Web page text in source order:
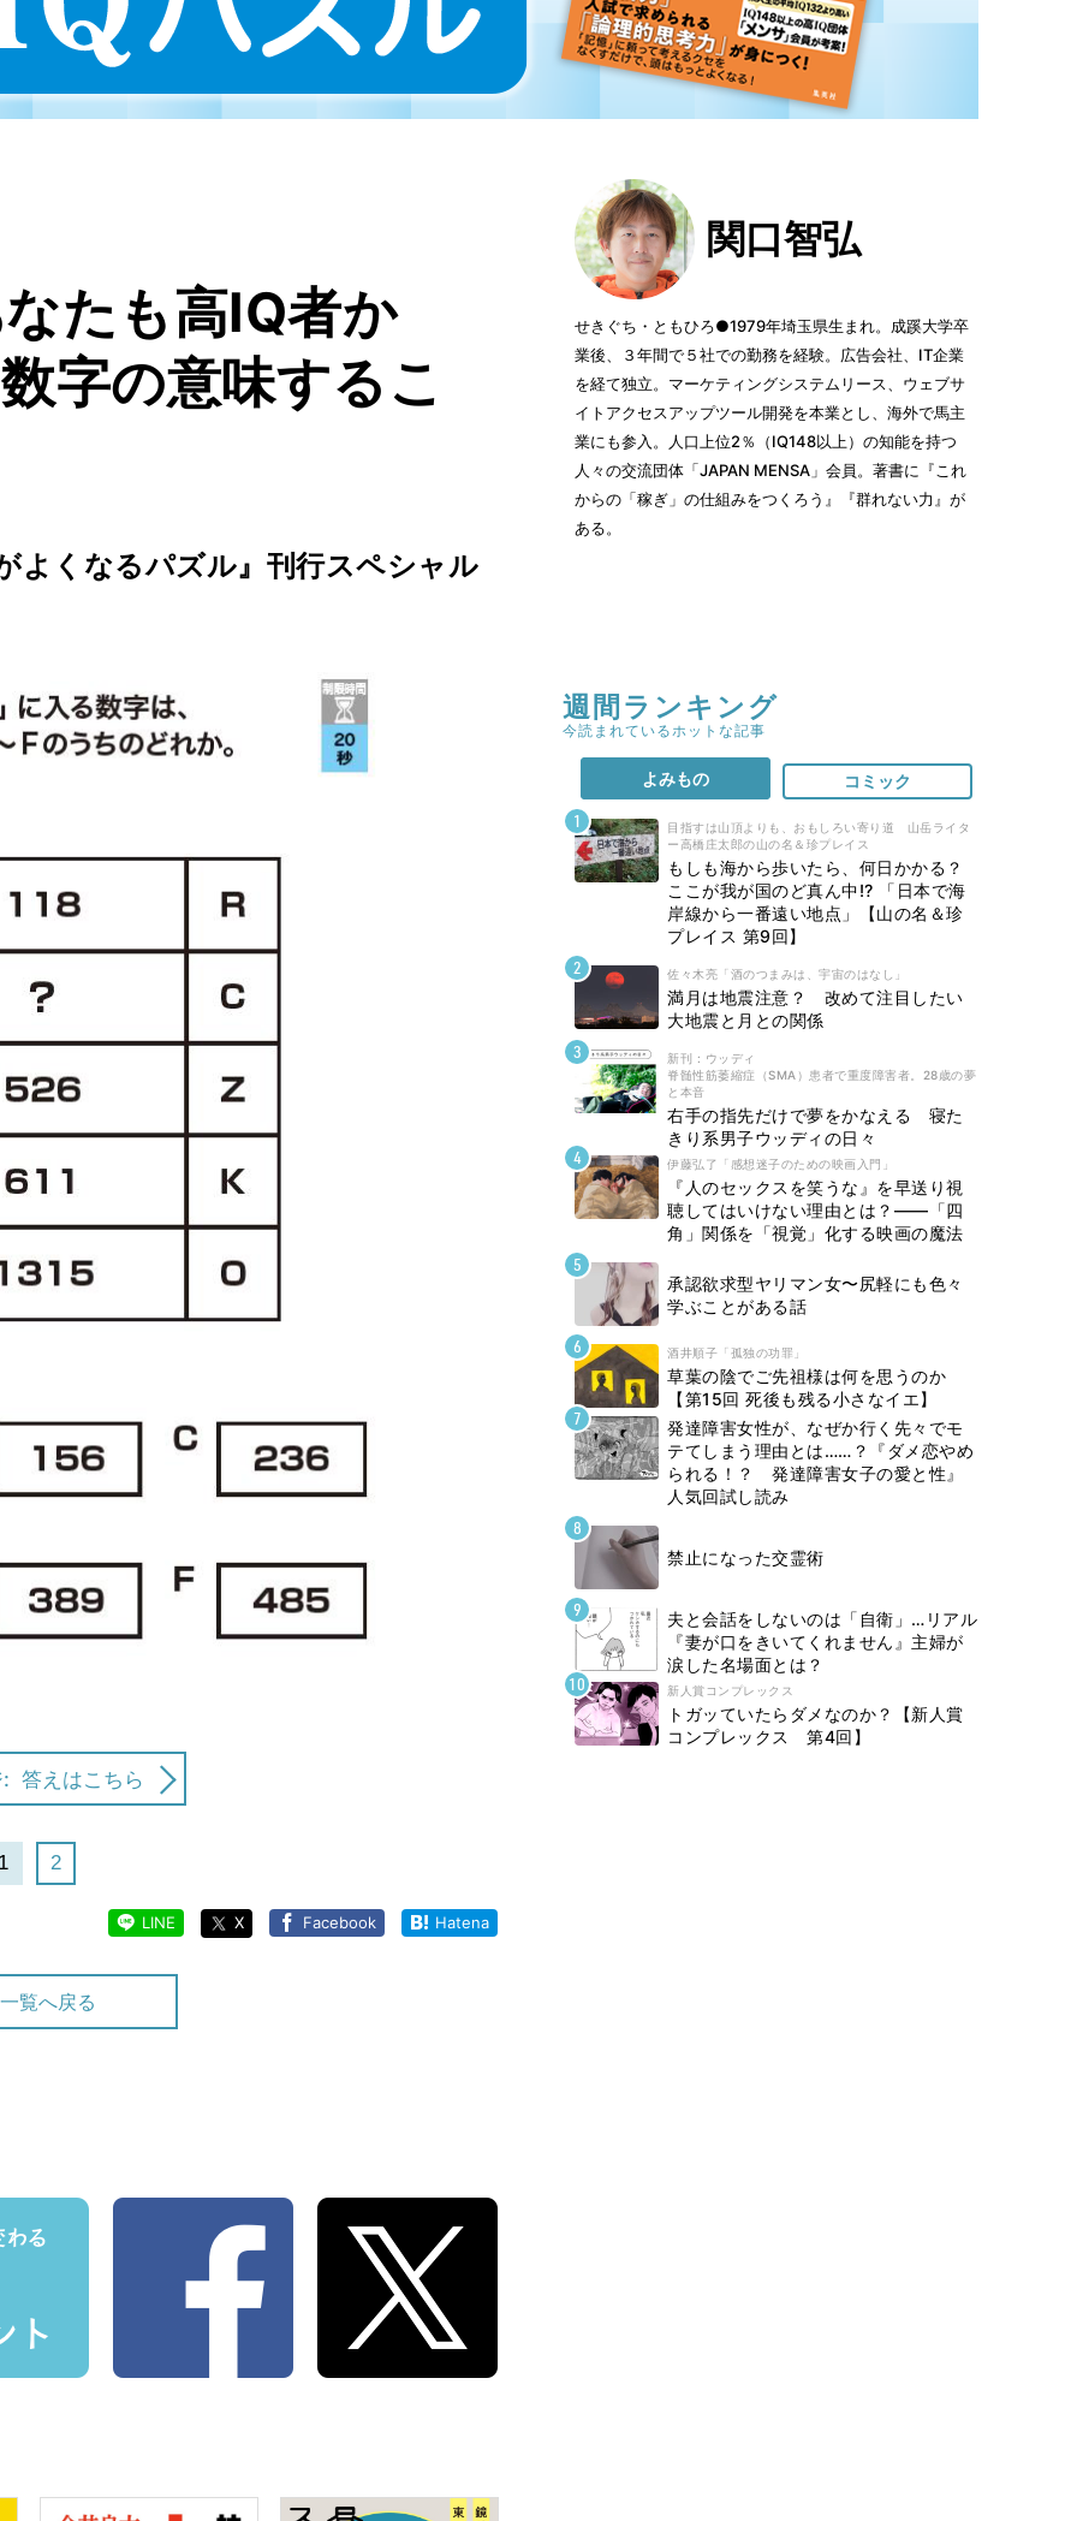
たも高IQ者か
字の意味するこ
よくなるパズル』刊行スペシャル
答えはこちら
2
LINE X Facebook Hatena
覧へ戻る
関口智弘
せきぐち・ともひろ●1979年埼玉県生まれ。成蹊大学卒
業後、３年間で５社での勤務を経験。広告会社、IT企業
を経て独立。マーケティングシステムリース、ウェブサ
イトアクセスアップツール開発を本業とし、海外で馬主
業にも参入。人口上位2％（IQ148以上）の知能を持つ
人々の交流団体「JAPAN MENSA」会員。著書に『これ
からの「稼ぎ」の仕組みをつくろう』『群れない力』が
ある。
週間ランキング
今読まれているホットな記事
よみもの コミック
目指すは山頂よりも、おもしろい寄り道 山岳ライタ
ー高橋庄太郎の山の名＆珍プレイス
もしも海から歩いたら、何日かかる？
ここが我が国のど真ん中!? 「日本で海
岸線から一番遠い地点」【山の名＆珍
プレイス 第9回】
佐々木亮「酒のつまみは、宇宙のはなし」
満月は地震注意？ 改めて注目したい
大地震と月との関係
新刊 : ウッディ
脊髄性筋萎縮症（SMA）患者で重度障害者。28歳の夢
と本音
右手の指先だけで夢をかなえる 寝た
きり系男子ウッディの日々
伊藤弘了「感想迷子のための映画入門」
『人のセックスを笑うな』を早送り視
聴してはいけない理由とは？――「四
角」関係を「視覚」化する映画の魔法
承認欲求型ヤリマン女〜尻軽にも色々
学ぶことがある話
酒井順子「孤独の功罪」
草葉の陰でご先祖様は何を思うのか
【第15回 死後も残る小さなイエ】
発達障害女性が、なぜか行く先々でモ
テてしまう理由とは……？『ダメ恋やめ
られる！？ 発達障害女子の愛と性』
人気回試し読み
禁止になった交霊術
夫と会話をしないのは「自衛」…リアル
『妻が口をきいてくれません』主婦が
涙した名場面とは？
新人賞コンプレックス
トガッていたらダメなのか？【新人賞
コンプレックス 第4回】